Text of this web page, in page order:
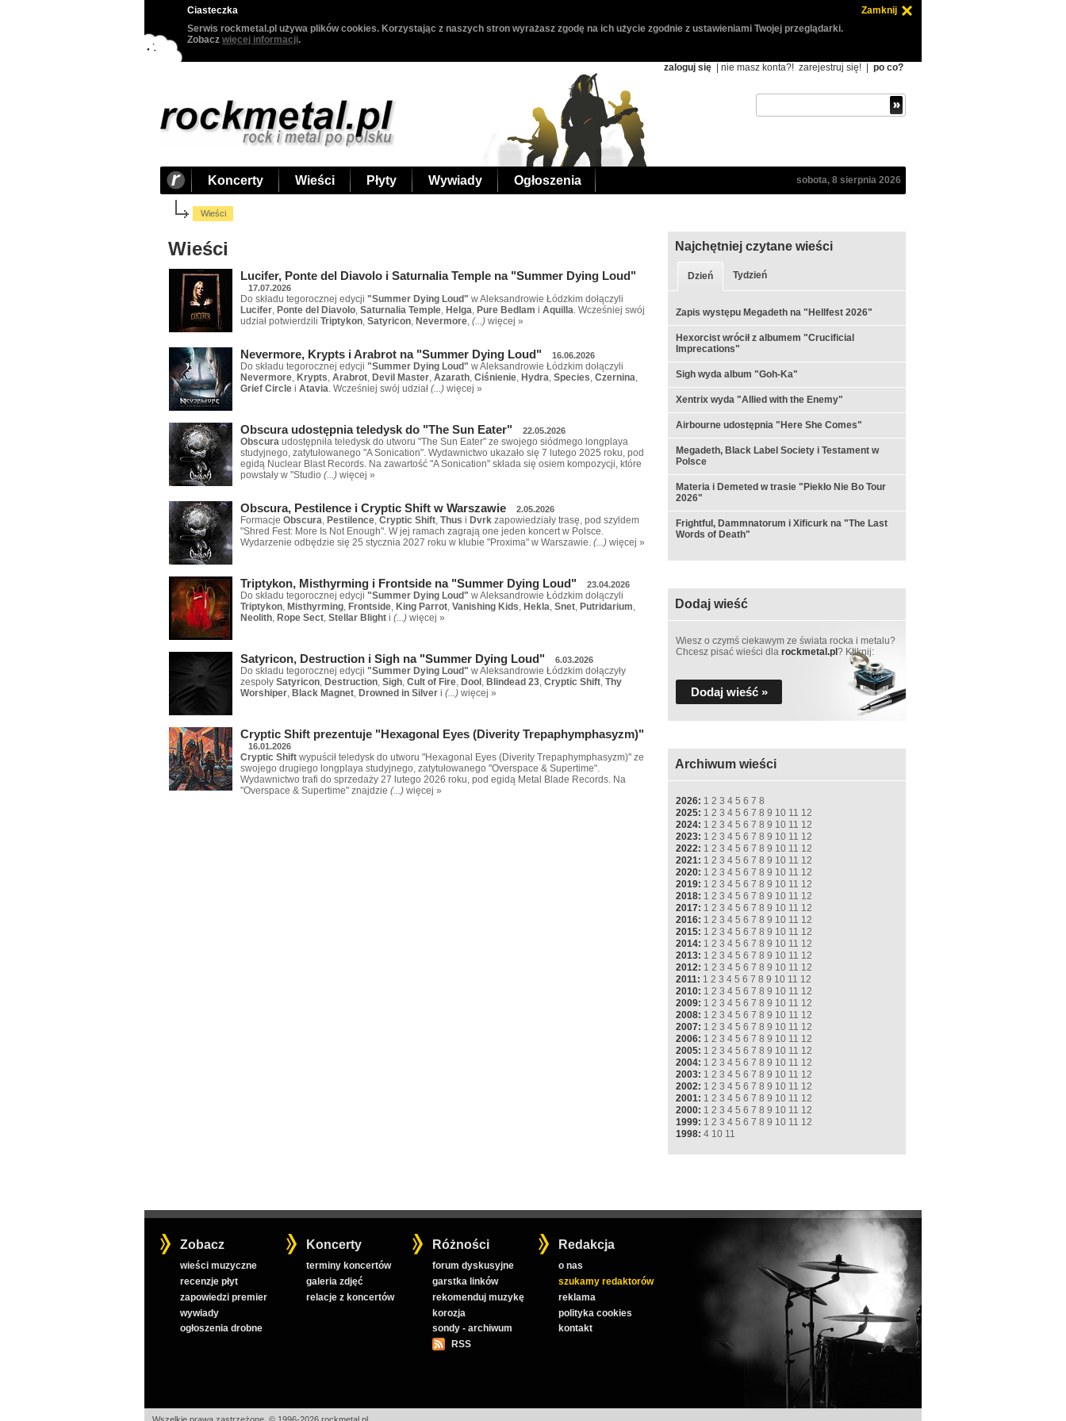
Ciasteczka
Zamknij
Serwis rockmetal.pl używa plików cookies. Korzystając z naszych stron wyrażasz zgodę na ich użycie zgodnie z ustawieniami Twojej przeglądarki.
Zobacz więcej informacji.
zaloguj się | nie masz konta?! zarejestruj się! po co?
Koncerty Wieści Płyty Wywiady Ogłoszenia sobota, 8 sierpnia 2026
Wieści
Wieści
Lucifer, Ponte del Diavolo i Saturnalia Temple na "Summer Dying Loud"
17.07.2026
Do składu tegorocznej edycji "Summer Dying Loud" w Aleksandrowie Łódzkim dołączyli
Lucifer, Ponte del Diavolo, Saturnalia Temple, Helga, Pure Bedlam i Aquilla. Wcześniej swój
udział potwierdzili Triptykon, Satyricon, Nevermore, (...) więcej »
Nevermore, Krypts i Arabrot na "Summer Dying Loud" 16.06.2026
Do składu tegorocznej edycji "Summer Dying Loud" w Aleksandrowie Łódzkim dołączyli
Nevermore, Krypts, Arabrot, Devil Master, Azarath, Ciśnienie, Hydra, Species, Czernina,
Grief Circle i Atavia. Wcześniej swój udział (...) więcej »
Obscura udostępnia teledysk do "The Sun Eater" 22.05.2026
Obscura udostępniła teledysk do utworu "The Sun Eater" ze swojego siódmego longplaya
studyjnego, zatytułowanego "A Sonication". Wydawnictwo ukazało się 7 lutego 2025 roku, pod
egidą Nuclear Blast Records. Na zawartość "A Sonication" składa się osiem kompozycji, które
powstały w "Studio (...) więcej »
Obscura, Pestilence i Cryptic Shift w Warszawie 2.05.2026
Formacje Obscura, Pestilence, Cryptic Shift, Thus i Dvrk zapowiedziały trasę, pod szyldem
"Shred Fest: More Is Not Enough". W jej ramach zagrają one jeden koncert w Polsce.
Wydarzenie odbędzie się 25 stycznia 2027 roku w klubie "Proxima" w Warszawie. (...) więcej »
Triptykon, Misthyrming i Frontside na "Summer Dying Loud" 23.04.2026
Do składu tegorocznej edycji "Summer Dying Loud" w Aleksandrowie Łódzkim dołączyli
Triptykon, Misthyrming, Frontside, King Parrot, Vanishing Kids, Hekla, Snet, Putridarium,
Neolith, Rope Sect, Stellar Blight i (...) więcej »
Satyricon, Destruction i Sigh na "Summer Dying Loud" 6.03.2026
Do składu tegorocznej edycji "Summer Dying Loud" w Aleksandrowie Łódzkim dołączyły
zespoły Satyricon, Destruction, Sigh, Cult of Fire, Dool , Blindead 23, Cryptic Shift, Thy
Worshiper, Black Magnet, Drowned in Silver i (...) więcej »
Cryptic Shift prezentuje "Hexagonal Eyes (Diverity Trepaphymphasyzm)"
16.01.2026
Cryptic Shift wypuścił teledysk do utworu "Hexagonal Eyes (Diverity Trepaphymphasyzm)" ze
swojego drugiego longplaya studyjnego, zatytułowanego "Overspace & Supertime".
Wydawnictwo trafi do sprzedaży 27 lutego 2026 roku, pod egidą Metal Blade Records. Na
"Overspace & Supertime" znajdzie (...) więcej »
Najchętniej czytane wieści
Dzień Tydzień
Zapis występu Megadeth na "Hellfest 2026"
Hexorcist wrócił z albumem "Crucificial
Imprecations"
Sigh wyda album "Goh-Ka"
Xentrix wyda "Allied with the Enemy"
Airbourne udostępnia "Here She Comes"
Megadeth, Black Label Society i Testament w
Polsce
Materia i Demeted w trasie "Piekło Nie Bo Tour
2026"
Frightful, Dammnatorum i Xificurk na "The Last
Words of Death"
Dodaj wieść
Wiesz o czymś ciekawym ze świata rocka i metalu?
Chcesz pisać wieści dla rockmetal.pl ? Kliknij:
Dodaj wieść »
Archiwum wieści
2026: 1 2 3 4 5 6 7 8
2025: 1 2 3 4 5 6 7 8 9 10 11 12
2024: 1 2 3 4 5 6 7 8 9 10 11 12
2023: 1 2 3 4 5 6 7 8 9 10 11 12
2022: 1 2 3 4 5 6 7 8 9 10 11 12
2021: 1 2 3 4 5 6 7 8 9 10 11 12
2020: 1 2 3 4 5 6 7 8 9 10 11 12
2019: 1 2 3 4 5 6 7 8 9 10 11 12
2018: 1 2 3 4 5 6 7 8 9 10 11 12
2017: 1 2 3 4 5 6 7 8 9 10 11 12
2016: 1 2 3 4 5 6 7 8 9 10 11 12
2015: 1 2 3 4 5 6 7 8 9 10 11 12
2014: 1 2 3 4 5 6 7 8 9 10 11 12
2013: 1 2 3 4 5 6 7 8 9 10 11 12
2012: 1 2 3 4 5 6 7 8 9 10 11 12
2011: 1 2 3 4 5 6 7 8 9 10 11 12
2010: 1 2 3 4 5 6 7 8 9 10 11 12
2009: 1 2 3 4 5 6 7 8 9 10 11 12
2008: 1 2 3 4 5 6 7 8 9 10 11 12
2007: 1 2 3 4 5 6 7 8 9 10 11 12
2006: 1 2 3 4 5 6 7 8 9 10 11 12
2005: 1 2 3 4 5 6 7 8 9 10 11 12
2004: 1 2 3 4 5 6 7 8 9 10 11 12
2003: 1 2 3 4 5 6 7 8 9 10 11 12
2002: 1 2 3 4 5 6 7 8 9 10 11 12
2001: 1 2 3 4 5 6 7 8 9 10 11 12
2000: 1 2 3 4 5 6 7 8 9 10 11 12
1999: 1 2 3 4 5 6 7 8 9 10 11 12
1998: 4 10 11
Zobacz
wieści muzyczne
recenzje płyt
zapowiedzi premier
wywiady
ogłoszenia drobne
Koncerty
terminy koncertów
galeria zdjęć
relacje z koncertów
Różności
forum dyskusyjne
garstka linków
rekomenduj muzykę
korozja
sondy - archiwum
RSS
Redakcja
o nas
szukamy redaktorów
reklama
polityka cookies
kontakt
Wszelkie prawa zastrzeżone, © 1996-2026 rockmetal.pl